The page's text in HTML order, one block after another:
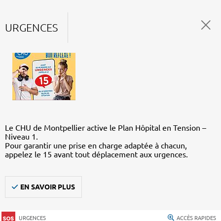
URGENCES
Le CHU de Montpellier active le Plan Hôpital en Tension –
Niveau 1.
Pour garantir une prise en charge adaptée à chacun,
appelez le 15 avant tout déplacement aux urgences.
EN SAVOIR PLUS
URGENCES ACCÈS RAPIDES